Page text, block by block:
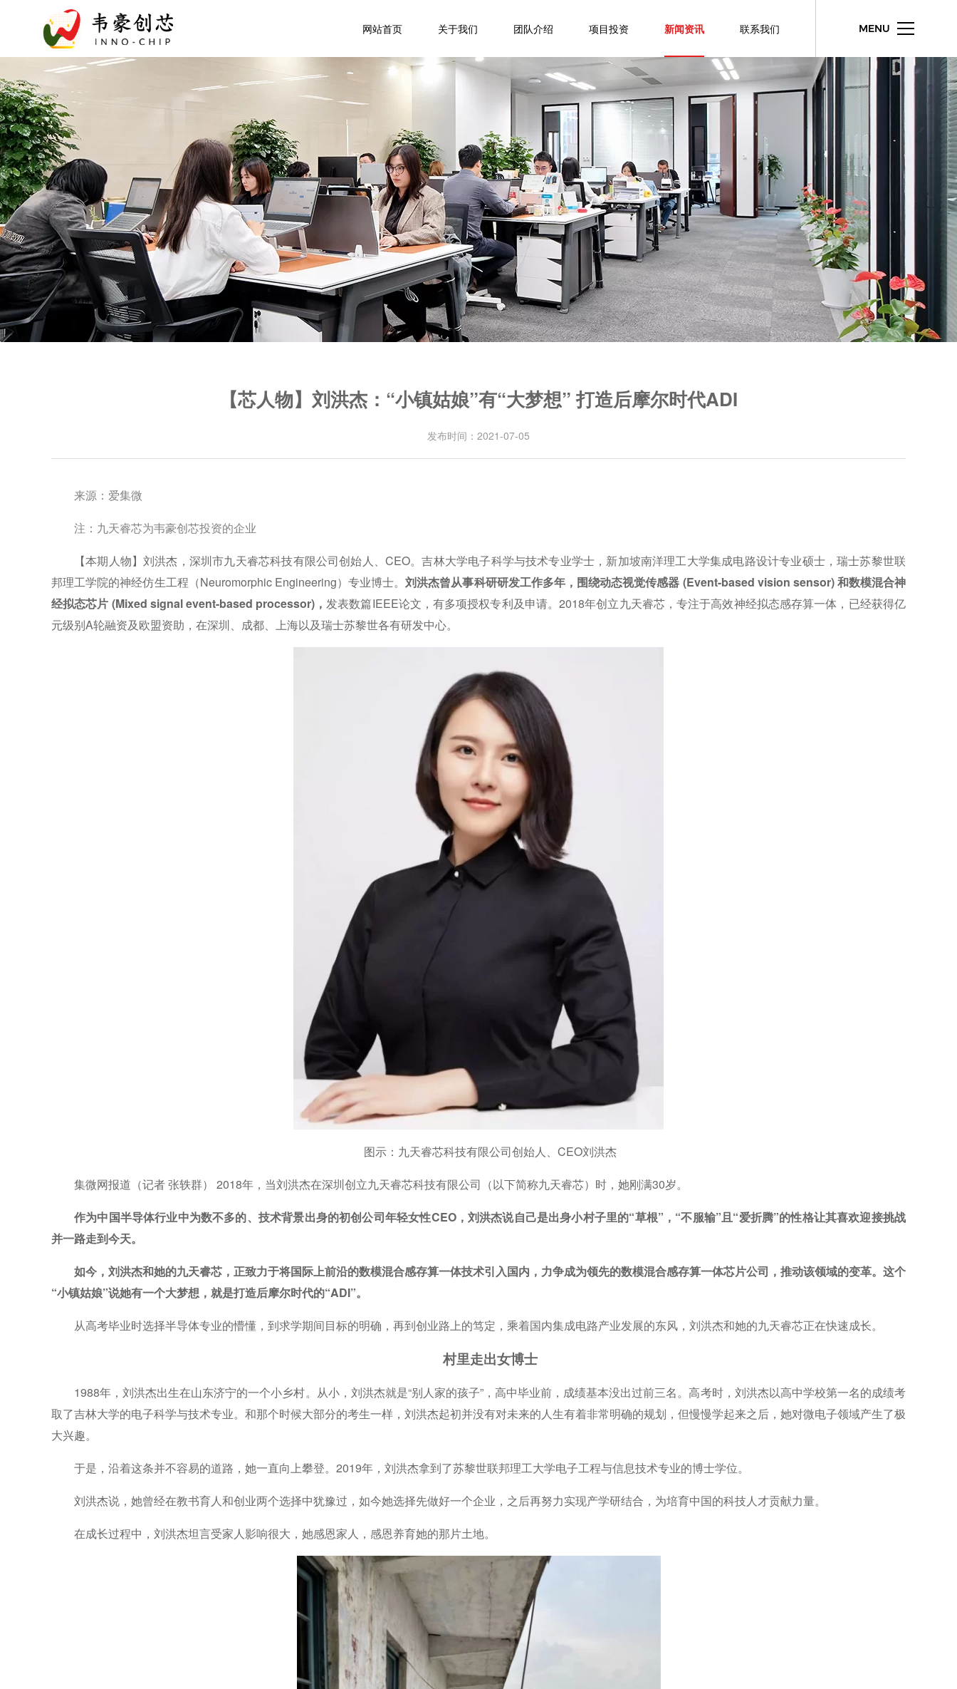
网站首页 关于我们 团队介绍 项目投资 新闻资讯 联系我们 MENU
【芯人物】刘洪杰：“小镇姑娘”有“大梦想” 打造后摩尔时代ADI
发布时间：2021-07-05
来源：爱集微
注：九天睿芯为韦豪创芯投资的企业
【本期人物】刘洪杰，深圳市九天睿芯科技有限公司创始人、CEO。吉林大学电子科学与技术专业学士，新加坡南洋理工大学集成电路设计专业硕士，瑞士苏黎世联
邦理工学院的神经仿生工程（Neuromorphic Engineering）专业博士。刘洪杰曾从事科研研发工作多年，围绕动态视觉传感器 (Event-based vision sensor) 和数模混合神
经拟态芯片 (Mixed signal event-based processor)，发表数篇IEEE论文，有多项授权专利及申请。2018年创立九天睿芯，专注于高效神经拟态感存算一体，已经获得亿
元级别A轮融资及欧盟资助，在深圳、成都、上海以及瑞士苏黎世各有研发中心。
图示：九天睿芯科技有限公司创始人、CEO刘洪杰
集微网报道（记者 张轶群） 2018年，当刘洪杰在深圳创立九天睿芯科技有限公司（以下简称九天睿芯）时，她刚满30岁。
作为中国半导体行业中为数不多的、技术背景出身的初创公司年轻女性CEO，刘洪杰说自己是出身小村子里的“草根”，“不服输”且“爱折腾”的性格让其喜欢迎接挑战
并一路走到今天。
如今，刘洪杰和她的九天睿芯，正致力于将国际上前沿的数模混合感存算一体技术引入国内，力争成为领先的数模混合感存算一体芯片公司，推动该领域的变革。这个
“小镇姑娘”说她有一个大梦想，就是打造后摩尔时代的“ADI”。
从高考毕业时选择半导体专业的懵懂，到求学期间目标的明确，再到创业路上的笃定，乘着国内集成电路产业发展的东风，刘洪杰和她的九天睿芯正在快速成长。
村里走出女博士
1988年，刘洪杰出生在山东济宁的一个小乡村。从小，刘洪杰就是“别人家的孩子”，高中毕业前，成绩基本没出过前三名。高考时，刘洪杰以高中学校第一名的成绩考
取了吉林大学的电子科学与技术专业。和那个时候大部分的考生一样，刘洪杰起初并没有对未来的人生有着非常明确的规划，但慢慢学起来之后，她对微电子领域产生了极
大兴趣。
于是，沿着这条并不容易的道路，她一直向上攀登。2019年，刘洪杰拿到了苏黎世联邦理工大学电子工程与信息技术专业的博士学位。
刘洪杰说，她曾经在教书育人和创业两个选择中犹豫过，如今她选择先做好一个企业，之后再努力实现产学研结合，为培育中国的科技人才贡献力量。
在成长过程中，刘洪杰坦言受家人影响很大，她感恩家人，感恩养育她的那片土地。